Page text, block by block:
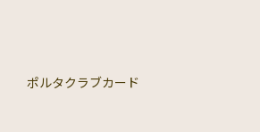
ポルタクラブカード